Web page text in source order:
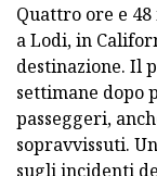
Quattro ore e
a Lodi, in
destinazione. Il
settimane dopo
passeggeri,
sopravvissuti.
sugli incidenti